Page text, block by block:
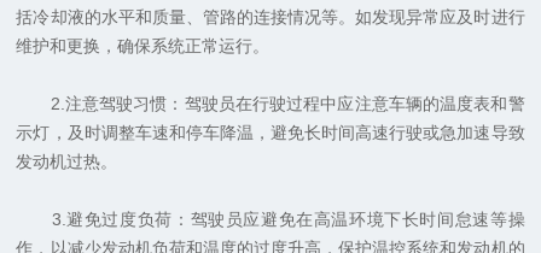
括冷却液的水平和质量、管路的连接情况等。如发现异常应及时进行
维护和更换，确保系统正常运行。
2.注意驾驶习惯：驾驶员在行驶过程中应注意车辆的温度表和警
示灯，及时调整车速和停车降温，避免长时间高速行驶或急加速导致
发动机过热。
3.避免过度负荷：驾驶员应避免在高温环境下长时间怠速等操
作，以减少发动机负荷和温度的过度升高，保护温控系统和发动机的